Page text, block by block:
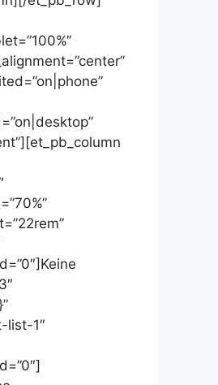
Keine
list-1″